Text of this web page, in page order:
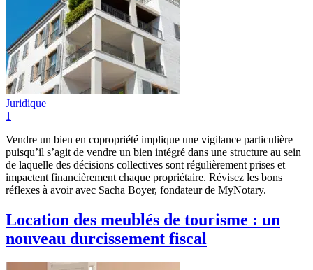
Juridique
1
Vendre un bien en copropriété implique une vigilance particulière
puisqu’il s’agit de vendre un bien intégré dans une structure au sein
de laquelle des décisions collectives sont régulièrement prises et
impactent financièrement chaque propriétaire. Révisez les bons
réflexes à avoir avec Sacha Boyer, fondateur de MyNotary.
Location des meublés de tourisme : un
nouveau durcissement fiscal